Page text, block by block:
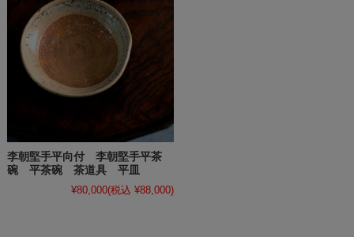
李朝堅手平向付 李朝堅手平茶
碗 平茶碗 茶道具 平皿
¥80,000(税込 ¥88,000)